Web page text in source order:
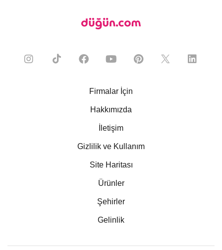
Firmalar İçin
Hakkımızda
İletişim
Gizlilik ve Kullanım
Site Haritası
Ürünler
Şehirler
Gelinlik